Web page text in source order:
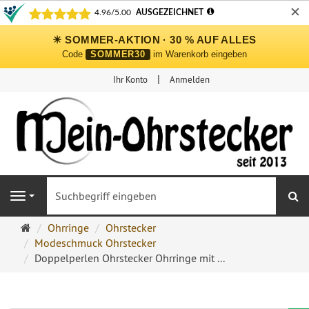
✕
☀ SOMMER-AKTION · 30 % AUF ALLES
Code SOMMER30 im Warenkorb eingeben
Ihr Konto Anmelden
Navigation
Ohrringe
Ohrstecker
Onlineshop
Ohrringe
Ohrstecker
Modeschmuck Ohrstecker
Doppelperlen Ohrstecker Ohrringe mit ...